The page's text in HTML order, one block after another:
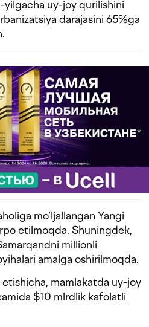
uy-joy qurilishini
darajasini 65%ga
mo‘ljallangan Yangi
etilmoqda. Shuningdek,
millionli
amalga oshirilmoqda.
mamlakatda uy-joy
$10 mlrdlik kafolatli